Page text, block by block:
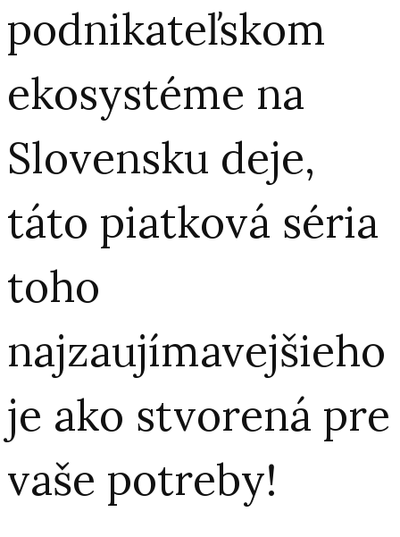
podnikateľskom
ekosystéme na
Slovensku deje,
táto piatková séria
toho
najzaujímavejšieho
je ako stvorená pre
vaše potreby!